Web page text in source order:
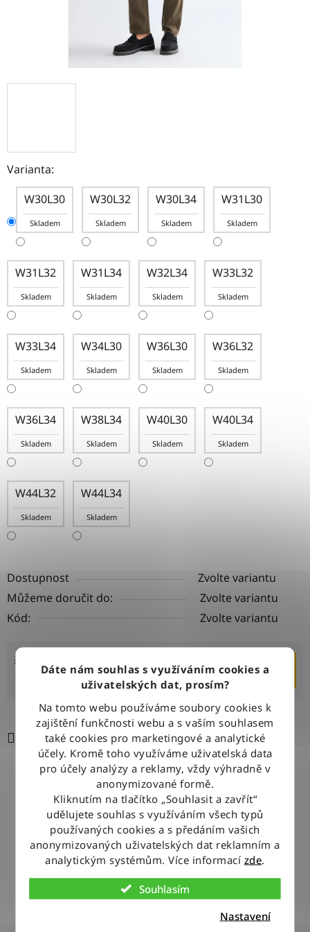
Dáte nám souhlas s využíváním cookies a
uživatelských dat, prosím?
Na tomto webu používáme soubory cookies k
zajištění funkčnosti webu a s vaším souhlasem
také cookies pro marketingové a analytické
účely. Kromě toho využíváme uživatelská data
pro účely analýzy a reklamy, vždy výhradně v
anonymizované formě.
Kliknutím na tlačítko „Souhlasit a zavřít“
udělujete souhlas s využíváním všech typů
používaných cookies a s předáním vašich
anonymizovaných uživatelských dat reklamním a
analytickým systémům. Více informací zde.
Souhlasím
Nastavení
Varianta:
W30L30
Skladem
W30L32
Skladem
W30L34
Skladem
W31L30
Skladem
W31L32
Skladem
W31L34
Skladem
W32L34
Skladem
W33L32
Skladem
W33L34
Skladem
W34L30
Skladem
W36L30
Skladem
W36L32
Skladem
W36L34
Skladem
W38L34
Skladem
W40L30
Skladem
W40L34
Skladem
W44L32
Skladem
W44L34
Skladem
Dostupnost
Zvolte variantu
Můžeme doručit do:
Zvolte variantu
Kód:
Zvolte variantu
2 199 Kč
1 970 Kč
Měrná cena:
DO KOŠÍKU
Zeptat se Sdílet
DOPRAVA ZDARMA
Při nákupu nad 2500 Kč doručujeme zdarma po celé ČR
BLESKOVÉ DORUČENÍ